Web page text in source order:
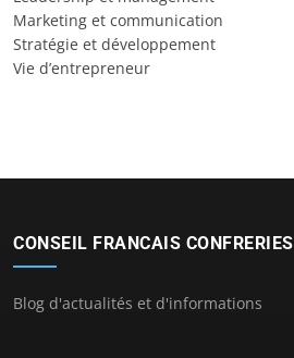
Marketing et communication
Stratégie et développement
Vie d’entrepreneur
CONSEIL FRANCAIS CONFRERIES
Blog d'actualités et d'informations